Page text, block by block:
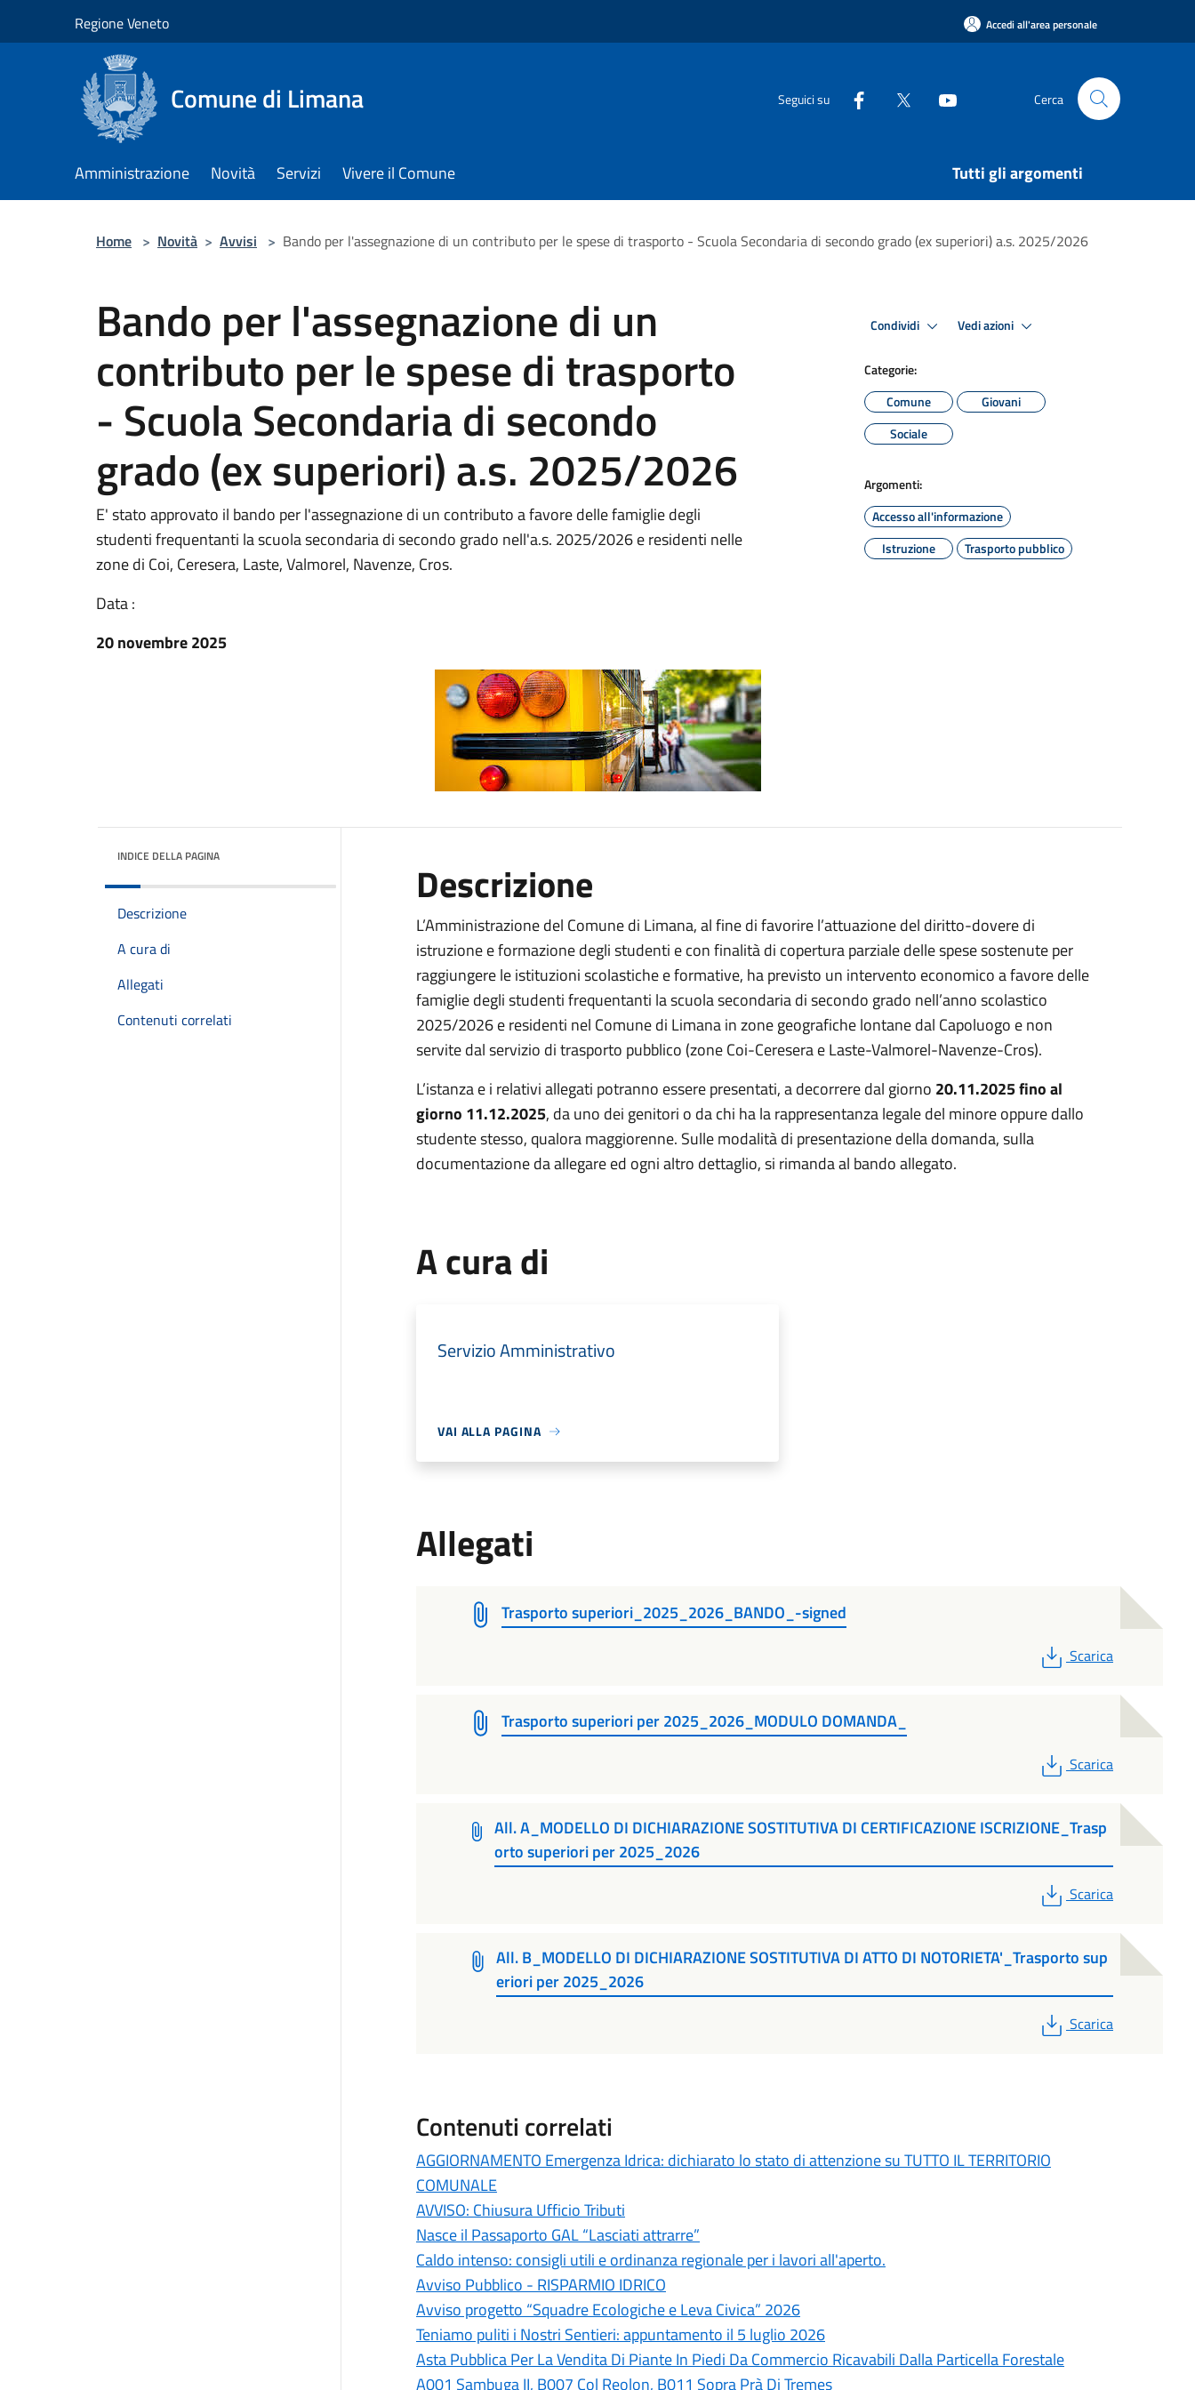
Regione Veneto Accedi all'area personale
Comune di Limana Seguici su Cerca
Amministrazione Novità Servizi Vivere il Comune Tutti gli argomenti
Home > Novità > Avvisi > Bando per l'assegnazione di un contributo per le spese di trasporto - Scuola Secondaria di secondo grado (ex superiori) a.s. 2025/2026
Bando per l'assegnazione di un
contributo per le spese di trasporto
- Scuola Secondaria di secondo
grado (ex superiori) a.s. 2025/2026
E' stato approvato il bando per l'assegnazione di un contributo a favore delle famiglie degli
studenti frequentanti la scuola secondaria di secondo grado nell'a.s. 2025/2026 e residenti nelle
zone di Coi, Ceresera, Laste, Valmorel, Navenze, Cros.
Data :
20 novembre 2025
Condividi Vedi azioni
Categorie:
Comune
Giovani
Sociale
Argomenti:
Accesso all'informazione
Istruzione
Trasporto pubblico
INDICE DELLA PAGINA
Descrizione
A cura di
Allegati
Contenuti correlati
Descrizione
L’Amministrazione del Comune di Limana, al fine di favorire l’attuazione del diritto-dovere di
istruzione e formazione degli studenti e con finalità di copertura parziale delle spese sostenute per
raggiungere le istituzioni scolastiche e formative, ha previsto un intervento economico a favore delle
famiglie degli studenti frequentanti la scuola secondaria di secondo grado nell’anno scolastico
2025/2026 e residenti nel Comune di Limana in zone geografiche lontane dal Capoluogo e non
servite dal servizio di trasporto pubblico (zone Coi-Ceresera e Laste-Valmorel-Navenze-Cros).
L’istanza e i relativi allegati potranno essere presentati, a decorrere dal giorno 20.11.2025 fino al
giorno 11.12.2025, da uno dei genitori o da chi ha la rappresentanza legale del minore oppure dallo
studente stesso, qualora maggiorenne. Sulle modalità di presentazione della domanda, sulla
documentazione da allegare ed ogni altro dettaglio, si rimanda al bando allegato.
A cura di
Servizio Amministrativo
VAI ALLA PAGINA
Allegati
Trasporto superiori_2025_2026_BANDO_-signed
PDF
Scarica
Trasporto superiori per 2025_2026_MODULO DOMANDA_
PDF
Scarica
All. A_MODELLO DI DICHIARAZIONE SOSTITUTIVA DI CERTIFICAZIONE ISCRIZIONE_Trasp
orto superiori per 2025_2026
PDF
Scarica
All. B_MODELLO DI DICHIARAZIONE SOSTITUTIVA DI ATTO DI NOTORIETA'_Trasporto sup
eriori per 2025_2026
PDF
Scarica
Contenuti correlati
AGGIORNAMENTO Emergenza Idrica: dichiarato lo stato di attenzione su TUTTO IL TERRITORIO
COMUNALE
AVVISO: Chiusura Ufficio Tributi
Nasce il Passaporto GAL “Lasciati attrarre”
Caldo intenso: consigli utili e ordinanza regionale per i lavori all'aperto.
Avviso Pubblico - RISPARMIO IDRICO
Avviso progetto “Squadre Ecologiche e Leva Civica” 2026
Teniamo puliti i Nostri Sentieri: appuntamento il 5 luglio 2026
Asta Pubblica Per La Vendita Di Piante In Piedi Da Commercio Ricavabili Dalla Particella Forestale
A001 Sambuga II, B007 Col Reolon, B011 Sopra Prà Di Tremes